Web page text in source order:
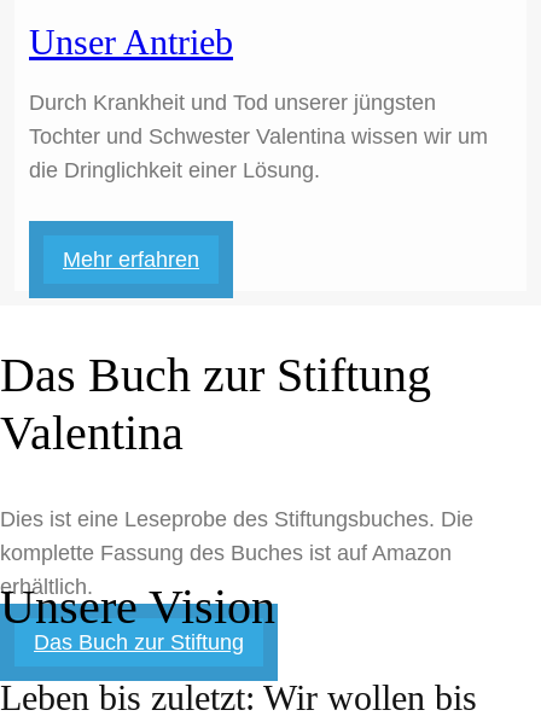
Unser Antrieb
Durch Krankheit und Tod unserer jüngsten
Tochter und Schwester Valentina wissen wir um
die Dringlichkeit einer Lösung.
Mehr erfahren
Das Buch zur Stiftung
Valentina
Dies ist eine Leseprobe des Stiftungsbuches. Die
komplette Fassung des Buches ist auf Amazon
erhältlich.
Das Buch zur Stiftung
Unsere Vision
Leben bis zuletzt: Wir wollen bis